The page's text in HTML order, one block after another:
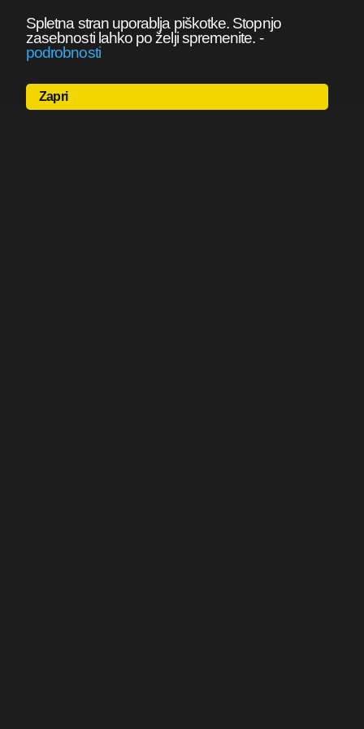
Spletna stran uporablja piškotke. Stopnjo
zasebnosti lahko po želji spremenite. -
podrobnosti
Zapri